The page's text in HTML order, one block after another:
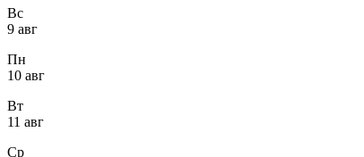
Вс
9 авг
Пн
10 авг
Вт
11 авг
Ср